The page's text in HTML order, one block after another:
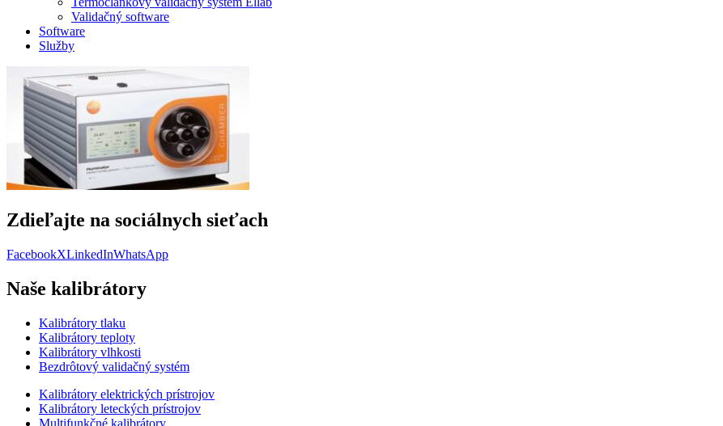
Validačný software
Software
Služby
Zdieľajte na sociálnych sieťach
FacebookXLinkedInWhatsApp
Naše kalibrátory
Kalibrátory tlaku
Kalibrátory teploty
Kalibrátory vlhkosti
Bezdrôtový validačný systém
Kalibrátory elektrických prístrojov
Kalibrátory leteckých prístrojov
Multifunkčné kalibrátory